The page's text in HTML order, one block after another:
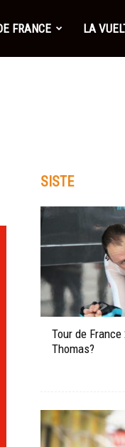
FRANCE LA
SISTE
Tour de
Thomas?